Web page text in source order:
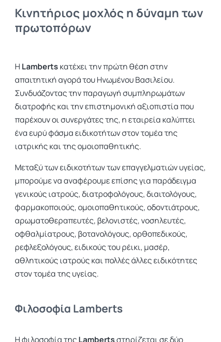
Κινητήριος μοχλός η δύναμη των
πρωτοπόρων
Η Lamberts κατέχει την πρώτη θέση στην
απαιτητική αγορά του Ηνωμένου Βασιλείου.
Συνδυάζοντας την παραγωγή συμπληρωμάτων
διατροφής και την επιστημονική αξιοπιστία που
παρέχουν οι συνεργάτες της, η εταιρεία καλύπτει
ένα ευρύ φάσμα ειδικοτήτων στον τομέα της
ιατρικής και της ομοιοπαθητικής.
Μεταξύ των ειδικοτήτων των επαγγελματιών υγείας,
μπορούμε να αναφέρουμε επίσης για παράδειγμα
γενικούς ιατρούς, διατροφολόγους, διαιτολόγους,
φαρμακοποιούς, ομοιοπαθητικούς, οδοντιάτρους,
αρωματοθεραπευτές, βελονιστές, νοσηλευτές,
οφθαλμίατρους, βοτανολόγους, ορθοπεδικούς,
ρεφλεξολόγους, ειδικούς του ρέικι, μασέρ,
αθλητικούς ιατρούς και πολλές άλλες ειδικότητες
στον τομέα της υγείας.
Φιλοσοφία Lamberts
Η φιλοσοφία τηςLambertsστηρίζεται σε δύο